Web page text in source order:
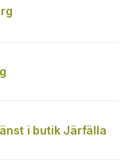
i butik Järfälla